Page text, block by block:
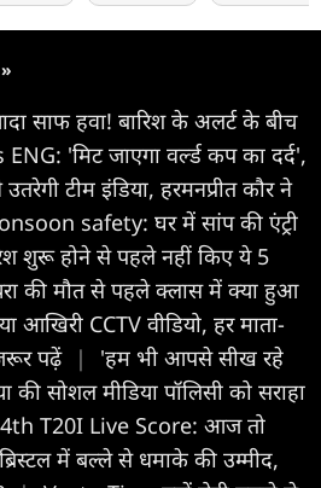
»
साफ हवा! बारिश के अलर्ट के बीच
'मिट जाएगा वर्ल्ड कप का दर्द',
टीम इंडिया, हरमनप्रीत कौर ने
safety: घर में सांप की एंट्री
शुरू होने से पहले नहीं किए ये 5
की मौत से पहले क्लास में क्या हुआ
आखिरी CCTV वीडियो, हर माता-
पढ़ें |
'हम भी आपसे सीख रहे
की सोशल मीडिया पॉलिसी को सराहा
T20I Live Score: आज तो
में बल्ले से धमाके की उम्मीद,